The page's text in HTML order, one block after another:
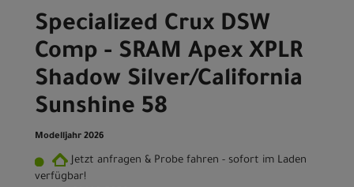
Specialized Crux DSW
Comp - SRAM Apex XPLR
Shadow Silver/California
Sunshine 58
Modelljahr 2026
Jetzt anfragen & Probe fahren - sofort im Laden
verfügbar!